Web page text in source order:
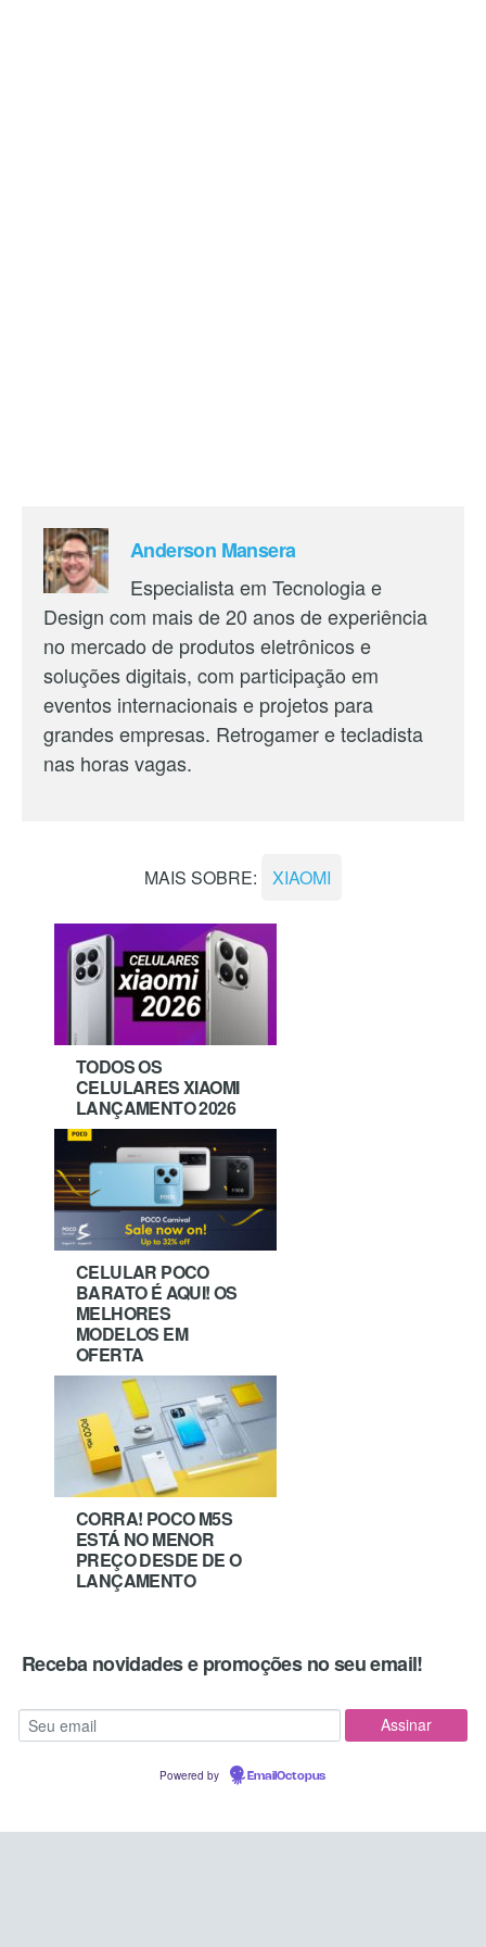
Anderson Mansera
Especialista em Tecnologia e
Design com mais de 20 anos de experiência
no mercado de produtos eletrônicos e
soluções digitais, com participação em
eventos internacionais e projetos para
grandes empresas. Retrogamer e tecladista
nas horas vagas.
MAIS SOBRE: XIAOMI
TODOS OS
CELULARES XIAOMI
LANÇAMENTO 2026
CELULAR POCO
BARATO É AQUI! OS
MELHORES
MODELOS EM
OFERTA
CORRA! POCO M5S
ESTÁ NO MENOR
PREÇO DESDE DE O
LANÇAMENTO
Receba novidades e promoções no seu email!
Powered by EmailOctopus